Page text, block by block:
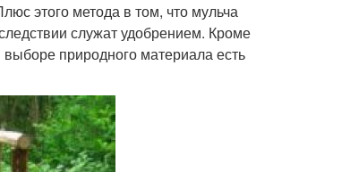
этого метода в том, что мульча
служат удобрением. Кроме
природного материала есть